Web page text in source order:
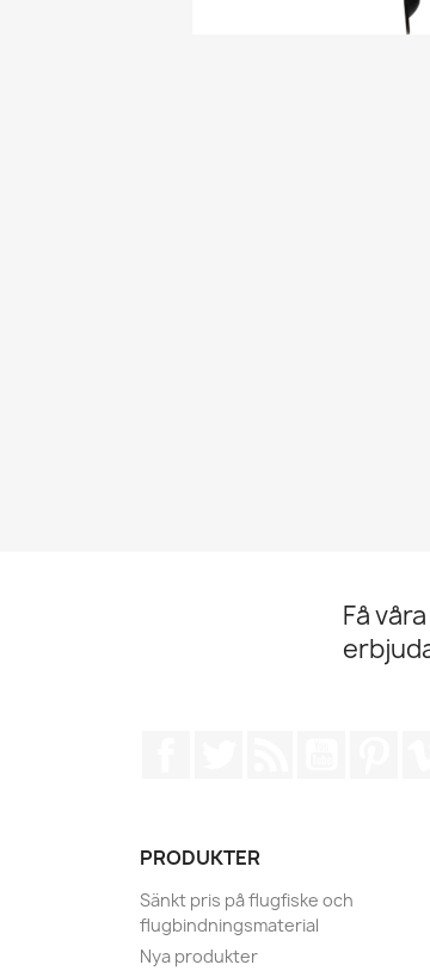
Få
PRODUKTER
Sänkt pris på flugfiske och
flugbindningsmaterial
Nya produkter